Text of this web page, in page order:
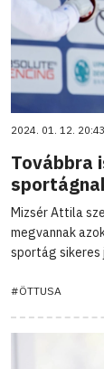
2024. 01. 12. 20:43
Továbbra
Mizsér Attila
megvannak
sportág sikeres
#ÖTTUSA